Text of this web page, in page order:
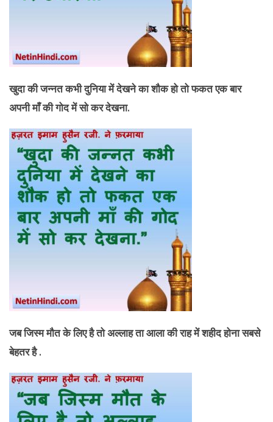
खुदा की जन्नत कभी दुनिया में देखने का शौक हो तो फकत एक बार
अपनी माँ की गोद में सो कर देखना.
जब जिस्म मौत के लिए है तो अल्लाह ता आला की राह में शहीद होना सबसे
बेहतर है .